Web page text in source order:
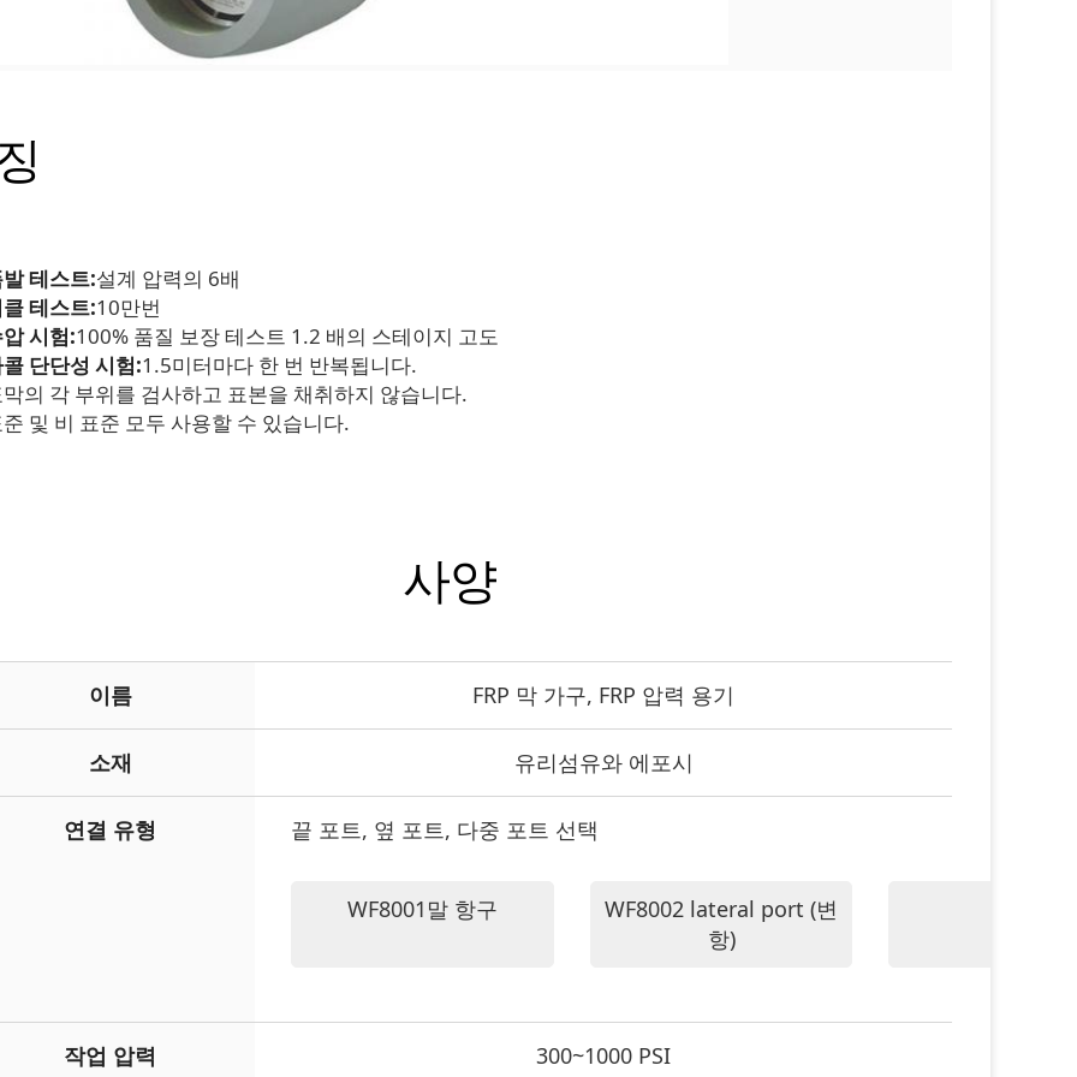
테스트:설계 압력의 6배
테스트:10만번
시험:100% 품질 보장 테스트 1.2 배의 스테이지 고도
단단성 시험:1.5미터마다 한 번 반복됩니다.
의 각 부위를 검사하고 표본을 채취하지 않습니다.
및 비 표준 모두 사용할 수 있습니다.
사양
이름 FRP 막 가구, FRP 압력 용기
소재 유리섬유와 에포시
연결 유형 끝 포트, 옆 포트, 다중 포트 선택
WF8001말 항구
WF8002 lateral port (변
항)
작업 압력 300~1000 PSI